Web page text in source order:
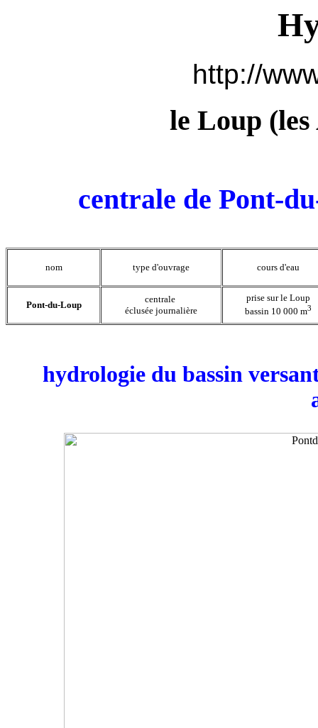
http://
le Loup
centrale de Pont-
nom type d'ouvrage cours d'eau
Pont-du-Loup
centrale
éclusée journalière
prise sur le Loup
bassin 10 000 m3
hydrologie du bassin